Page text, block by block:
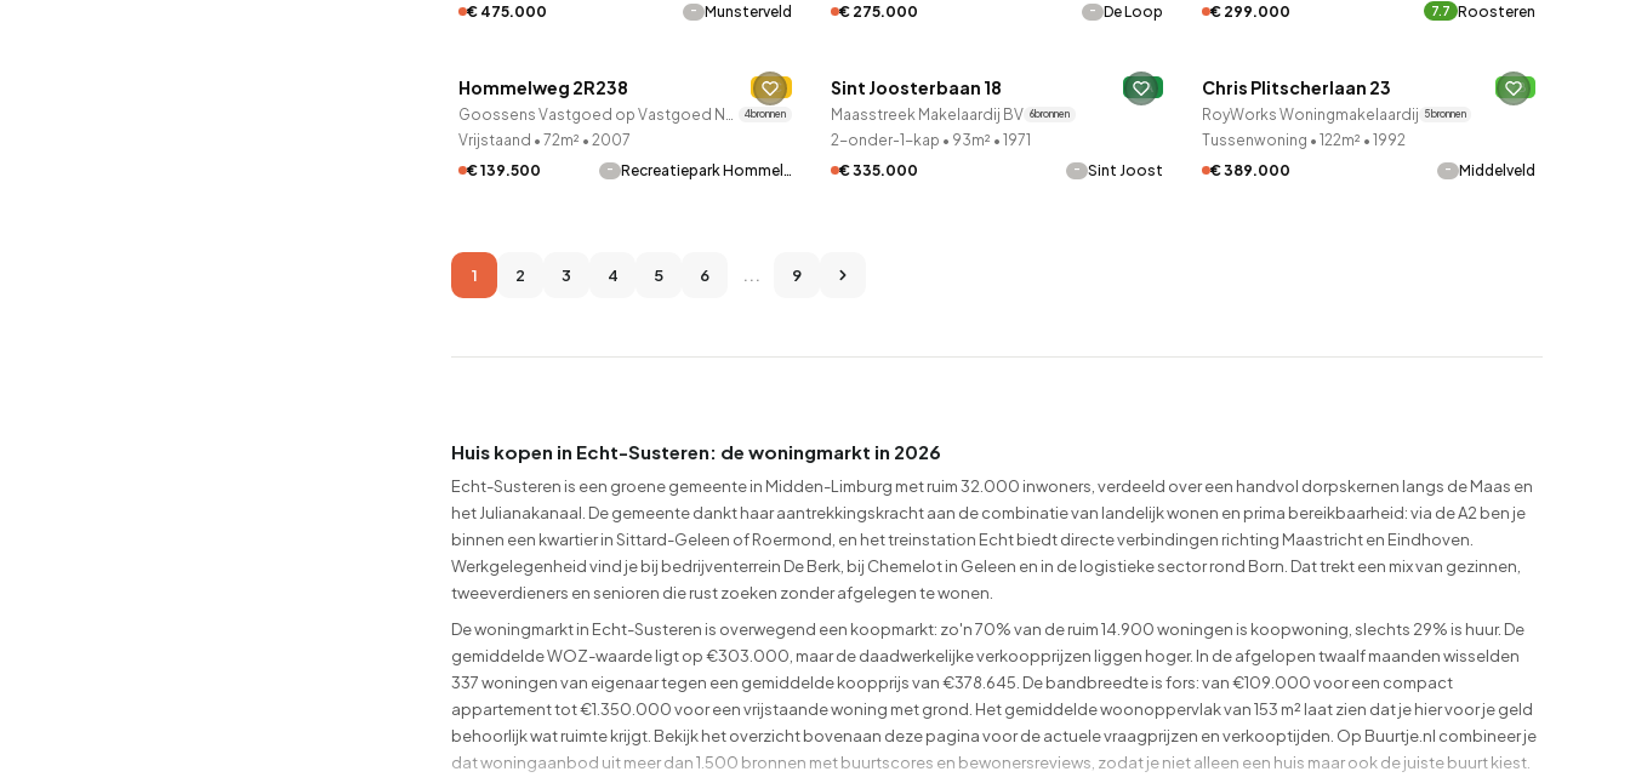
€ 475.000
- Munsterveld
€ 275.000
- De Loop
€ 299.000
7.7 Roosteren
2 uur geleden ontdekt
Hommelweg 2R238 C
Goossens Vastgoed op Vastgoed Nederland 4 bronnen
Vrijstaand • 72m² • 2007
€ 139.500
- Recreatiepark Hommel…
2 uur geleden ontdekt
Sint Joosterbaan 18 A
Maasstreek Makelaardij BV 6 bronnen
2-onder-1-kap • 93m² • 1971
€ 335.000
- Sint Joost
2 uur geleden ontdekt
Chris Plitscherlaan 23 B
RoyWorks Woningmakelaardij 5 bronnen
Tussenwoning • 122m² • 1992
€ 389.000
- Middelveld
1 2 3 4 5 6 ... 9
Huis kopen in Echt-Susteren: de woningmarkt in 2026
Echt-Susteren is een groene gemeente in Midden-Limburg met ruim 32.000 inwoners, verdeeld over een handvol dorpskernen langs de Maas en
het Julianakanaal. De gemeente dankt haar aantrekkingskracht aan de combinatie van landelijk wonen en prima bereikbaarheid: via de A2 ben je
binnen een kwartier in Sittard-Geleen of Roermond, en het treinstation Echt biedt directe verbindingen richting Maastricht en Eindhoven.
Werkgelegenheid vind je bij bedrijventerrein De Berk, bij Chemelot in Geleen en in de logistieke sector rond Born. Dat trekt een mix van gezinnen,
tweeverdieners en senioren die rust zoeken zonder afgelegen te wonen.
De woningmarkt in Echt-Susteren is overwegend een koopmarkt: zo'n 70% van de ruim 14.900 woningen is koopwoning, slechts 29% is huur. De
gemiddelde WOZ-waarde ligt op €303.000, maar de daadwerkelijke verkoopprijzen liggen hoger. In de afgelopen twaalf maanden wisselden
337 woningen van eigenaar tegen een gemiddelde koopprijs van €378.645. De bandbreedte is fors: van €109.000 voor een compact
appartement tot €1.350.000 voor een vrijstaande woning met grond. Het gemiddelde woonoppervlak van 153 m² laat zien dat je hier voor je geld
behoorlijk wat ruimte krijgt. Bekijk het overzicht bovenaan deze pagina voor de actuele vraagprijzen en verkooptijden. Op Buurtje.nl combineer je
dat woningaanbod uit meer dan 1.500 bronnen met buurtscores en bewonersreviews, zodat je niet alleen een huis maar ook de juiste buurt kiest.